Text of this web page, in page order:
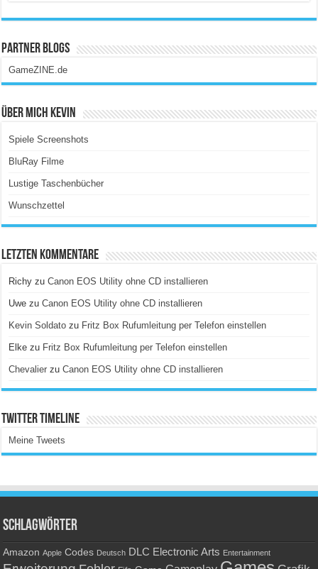
Partner Blogs
GameZINE.de
Über Mich Kevin
Spiele Screenshots
BluRay Filme
Lustige Taschenbücher
Wunschzettel
Letzten Kommentare
Richy zuCanon EOS Utility ohne CD installieren
Uwe zuCanon EOS Utility ohne CD installieren
Kevin Soldato zu Fritz Box Rufumleitung per Telefon einstellen
Elke zu Fritz Box Rufumleitung per Telefon einstellen
Chevalier zuCanon EOS Utility ohne CD installieren
Twitter Timeline
Meine Tweets
Schlagwörter
Amazon Apple Codes Deutsch DLC Electronic Arts Entertainment